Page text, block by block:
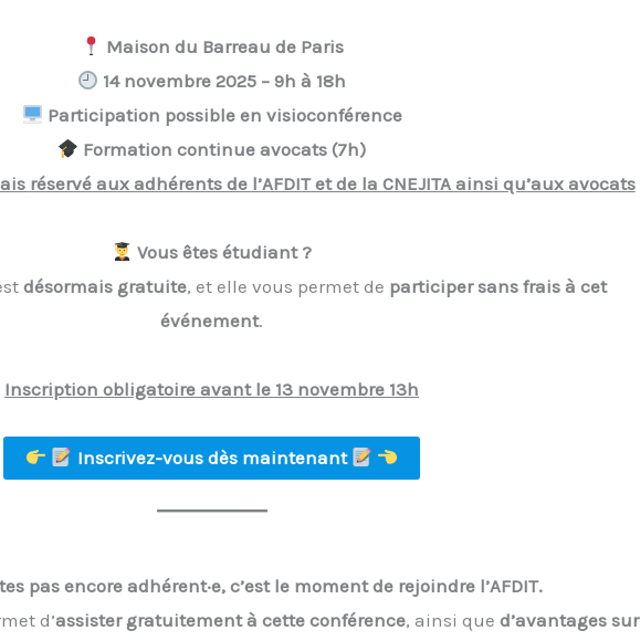
Maison du Barreau de Paris
14 novembre 2025 – 9h à 18h
Participation possible en visioconférence
Formation continue avocats (7h)
réservé aux adhérents de l’AFDIT et de la CNEJITA ainsi qu’aux avocats
Vous êtes étudiant ?
désormais gratuite, et elle vous permet de participer sans frais à cet
événement.
Inscription obligatoire avant le 13 novembre 13h
Inscrivez-vous dès maintenant
pas encore adhérent·e, c’est le moment de rejoindre l’AFDIT.
d’assister gratuitement à cette conférence, ainsi que d’avantages sur